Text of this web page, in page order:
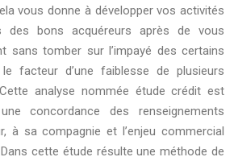
vous donne à développer vos activités
des bons acquéreurs après de vous
sans tomber sur l’impayé des certains
facteur d’une faiblesse de plusieurs
analyse nommée étude crédit est
concordance des renseignements
à sa compagnie et l’enjeu commercial
cette étude résulte une méthode de